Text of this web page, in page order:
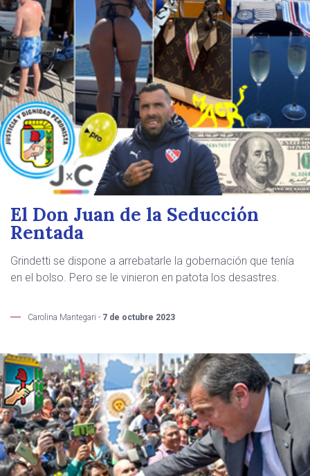
El Don Juan de la Seducción
Rentada
Grindetti se dispone a arrebatarle la gobernación que tenía
en el bolso. Pero se le vinieron en patota los desastres.
Carolina Mantegari - 7 de octubre 2023